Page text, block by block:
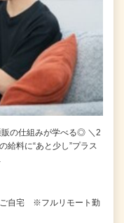
の仕組みが学べる◎ ＼2
給料に“あと少し”プラス
ご自宅 ※フルリモート勤